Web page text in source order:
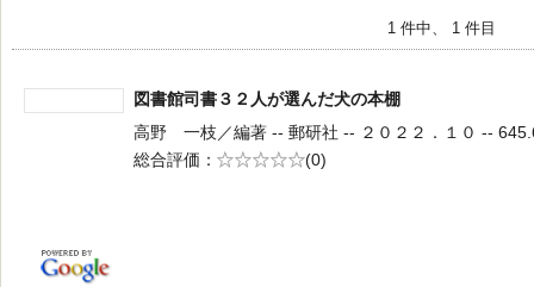
1 件中、 1 件目
図書館司書３２人が選んだ犬の本棚
高野 一枝／編著 -- 郵研社 -- ２０２２．１０ --
総合評価
5段階評価
(0)